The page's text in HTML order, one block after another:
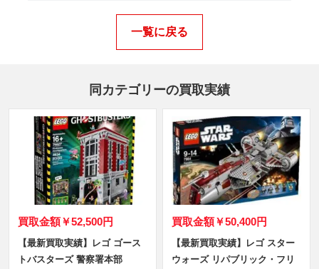
一覧に戻る
同カテゴリーの買取実績
買取金額￥52,500円
【最新買取実績】レゴ ゴース
トバスターズ 警察署本部
買取金額￥50,400円
【最新買取実績】レゴ スター
ウォーズ リパブリック・フリ